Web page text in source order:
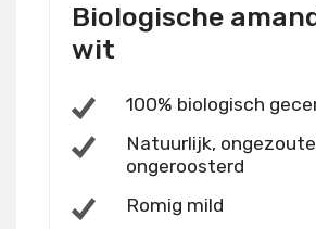
Biologische
wit
100% biologisch
Natuurlijk,
ongeroosterd
Romig mild